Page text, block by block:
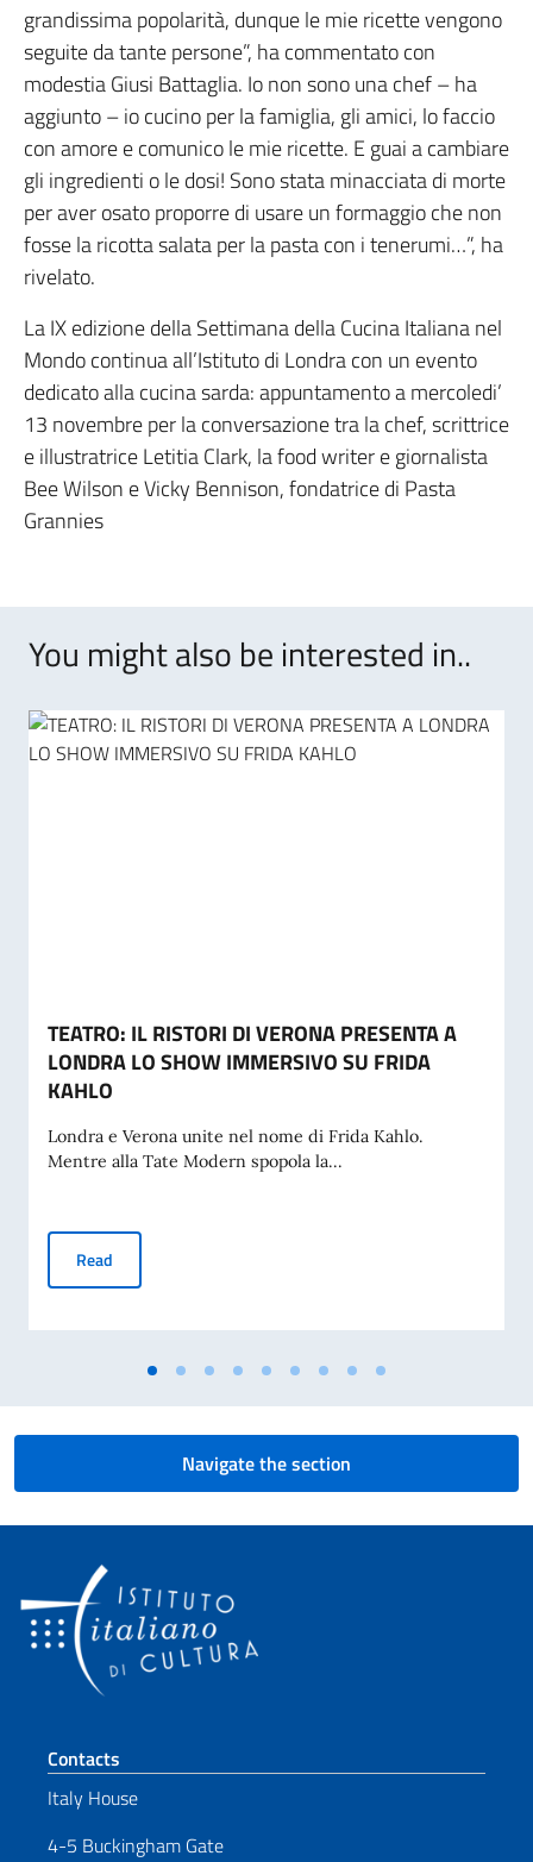
grandissima popolarità, dunque le mie ricette vengono
seguite da tante persone”, ha commentato con
modestia Giusi Battaglia. Io non sono una chef – ha
aggiunto – io cucino per la famiglia, gli amici, lo faccio
con amore e comunico le mie ricette. E guai a cambiare
gli ingredienti o le dosi! Sono stata minacciata di morte
per aver osato proporre di usare un formaggio che non
fosse la ricotta salata per la pasta con i tenerumi…”, ha
rivelato.
La IX edizione della Settimana della Cucina Italiana nel
Mondo continua all’Istituto di Londra con un evento
dedicato alla cucina sarda: appuntamento a mercoledi’
13 novembre per la conversazione tra la chef, scrittrice
e illustratrice Letitia Clark, la food writer e giornalista
Bee Wilson e Vicky Bennison, fondatrice di Pasta
Grannies
You might also be interested in..
TEATRO: IL RISTORI DI VERONA PRESENTA A
LONDRA LO SHOW IMMERSIVO SU FRIDA
KAHLO
Londra e Verona unite nel nome di Frida Kahlo.
Mentre alla Tate Modern spopola la...
Read
Navigate the section
Footer section
Contacts
Italy House
4-5 Buckingham Gate